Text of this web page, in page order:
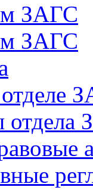
ЗАГС
ЗАГС
отдела